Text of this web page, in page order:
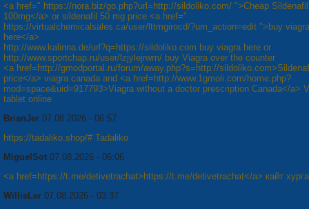
<a href=" https://nora.biz/go.php?url=http://sildoliko.com/ ">Cheap Sildenafil
100mg</a> or sildenafil 50 mg price <a href="
https://virtualchemicalsales.ca/user/lttmgirocd/?um_action=edit ">buy viagra
here</a>
http://www.kalinna.de/url?q=https://sildoliko.com buy viagra here or
http://www.sportchap.ru/user/lzjylejrwm/ buy Viagra over the counter
<a href=http://gmodportal.ru/forum/away.php?s=http://
price</a> viagra canada and <a href=http://www.1gmoli.com/home.php?
mod=space&uid=917793>Viagra without a doctor prescription Canada</a>
tablet online
BrianJer 07.08.2026 - 06:57
https://tadaliko.shop/# Tadaliko
MiguelSot 07.08.2026 - 06:06
<a href=https://t.me/detivetrachat>https://t.me/detivetrachat</a> кайт
WillieLer 07.08.2026 - 03:37